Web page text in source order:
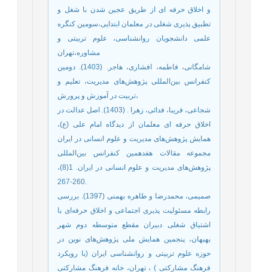
و اخلاق حرفه ای از طریق عجین شدن با شغل و
تطبیق پذیری شغلی در معلمان ابتدایی،سومین کنگره
علمی دانشجویان روانشناسی، علوم تربیتی و
مشاوره،تهران
شامگانی، فاطمه، افشاری، هاجر. (1403). دومین
کنفرانس بین‌المللی پژوهش‌های مدیریت، تعلیم و
تربیت در آموزش و پرورش،
شجاعی، فریبا، فدائی، زهرا . (1403). اصل عدالت در
اخلاق حرفه ای معلمان از دیدگاه امام علی (ع)،
همایش پژوهش‌های مدیریت و علوم انسانی در ایران
مجموعه مقالات هفدهمین کنفرانس بین‌المللی
پژوهش‌های مدیریت و علوم انسانی در ایران. 1(8)،
صمیمی، محمدرضا و طاهره بهمنی (1397). بررسی
رابطه مسئولیت پذیری اجتماعی و اخلاق حرفه‌ای با
اشتیاق شغلی دبیران مقطع متوسطه دوم شهر
بهبهان، پنجمین همایش ملی پژوهش‌های نوین در
حوزه علوم تربیتی و روانشناسی ایران (با رویکرد
فرهنگ مشارکتی ) ، تهران، خانه فرهنگ مشارکتی